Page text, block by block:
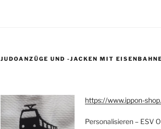
JUDOANZÜGE UND -JACKEN MIT
https://www.ippon-
Personalisieren – ESV